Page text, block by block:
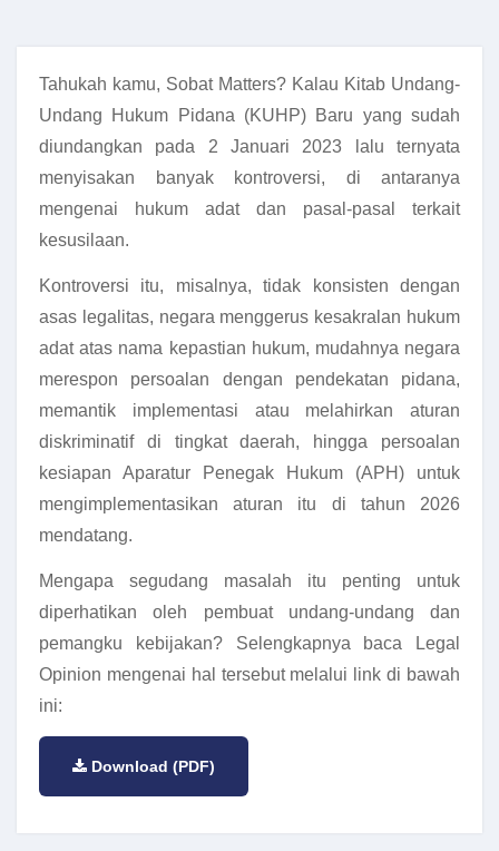
Tahukah kamu, Sobat Matters? Kalau Kitab Undang-
Undang Hukum Pidana (KUHP) Baru yang sudah
diundangkan pada 2 Januari 2023 lalu ternyata
menyisakan banyak kontroversi, di antaranya
mengenai hukum adat dan pasal-pasal terkait
kesusilaan.
Kontroversi itu, misalnya, tidak konsisten dengan
asas legalitas, negara menggerus kesakralan hukum
adat atas nama kepastian hukum, mudahnya negara
merespon persoalan dengan pendekatan pidana,
memantik implementasi atau melahirkan aturan
diskriminatif di tingkat daerah, hingga persoalan
kesiapan Aparatur Penegak Hukum (APH) untuk
mengimplementasikan aturan itu di tahun 2026
mendatang.
Mengapa segudang masalah itu penting untuk
diperhatikan oleh pembuat undang-undang dan
pemangku kebijakan? Selengkapnya baca Legal
Opinion mengenai hal tersebut melalui link di bawah
ini:
Download (PDF)